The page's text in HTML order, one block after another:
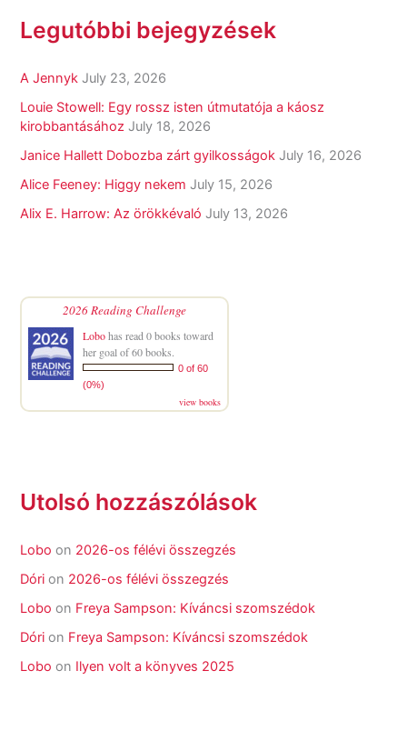
Legutóbbi bejegyzések
A Jennyk July 23, 2026
Louie Stowell: Egy ​rossz isten útmutatója a káosz
kirobbantásához July 18, 2026
Janice Hallett Dobozba zárt gyilkosságok July 16, 2026
Alice Feeney: Higgy nekem July 15, 2026
Alix E. Harrow: Az örökkévaló July 13, 2026
2026 Reading Challenge
Lobohas read 0 books toward
her goal of 60 books.
0 of 60
(0%)
view books
Utolsó hozzászólások
Lobo on 2026-os félévi összegzés
Dóri on 2026-os félévi összegzés
Lobo on Freya Sampson: Kíváncsi szomszédok
Dóri on Freya Sampson: Kíváncsi szomszédok
Lobo on Ilyen volt a könyves 2025